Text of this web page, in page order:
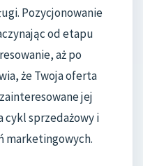
Pozycjonowanie
od etapu
aż po
że Twoja oferta
jej
cykl sprzedażowy i
marketingowych.